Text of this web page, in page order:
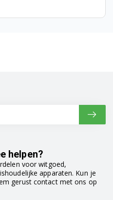
helpen?
voor witgoed,
apparaten. Kun je
gerust contact met ons op